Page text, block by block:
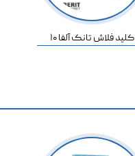
کلید فلاش تانک آلفا 10